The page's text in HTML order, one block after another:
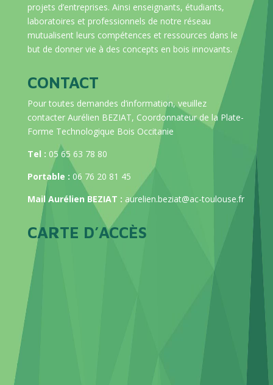
projets d’entreprises. Ainsi enseignants, étudiants,
laboratoires et professionnels de notre réseau
mutualisent leurs compétences et ressources dans le
but de donner vie à des concepts en bois innovants.
CONTACT
Pour toutes demandes d’information, veuillez
contacter Aurélien BEZIAT, Coordonnateur de la Plate-
Forme Technologique Bois Occitanie
Tel : 05 65 63 78 80
Portable : 06 76 20 81 45
Mail Aurélien BEZIAT : aurelien.beziat@ac-toulouse.fr
CARTE D’ACCÈS